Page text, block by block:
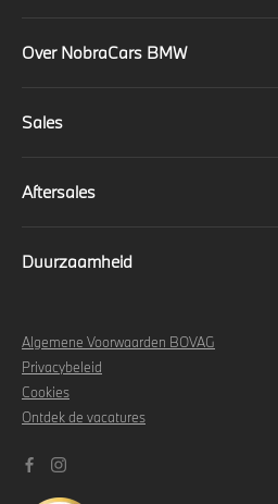
Over NobraCars BMW
Sales
Aftersales
Duurzaamheid
Algemene Voorwaarden BOVAG
Privacybeleid
Cookies
Ontdek de vacatures